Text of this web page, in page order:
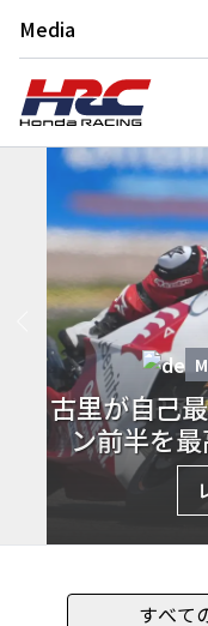
Media
ドイツGP予
すべて